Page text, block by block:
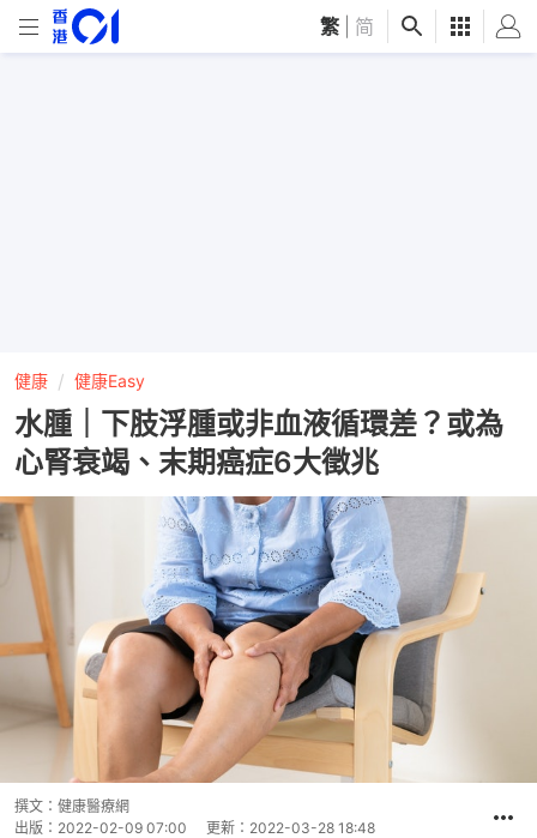
繁 简
健康 健康Easy
水腫｜下肢浮腫或非血液循環差？或為
心腎衰竭、末期癌症6大徵兆
撰文： 健康醫療網
出版： 2022-02-09 07:00 更新： 2022-03-28 18:48